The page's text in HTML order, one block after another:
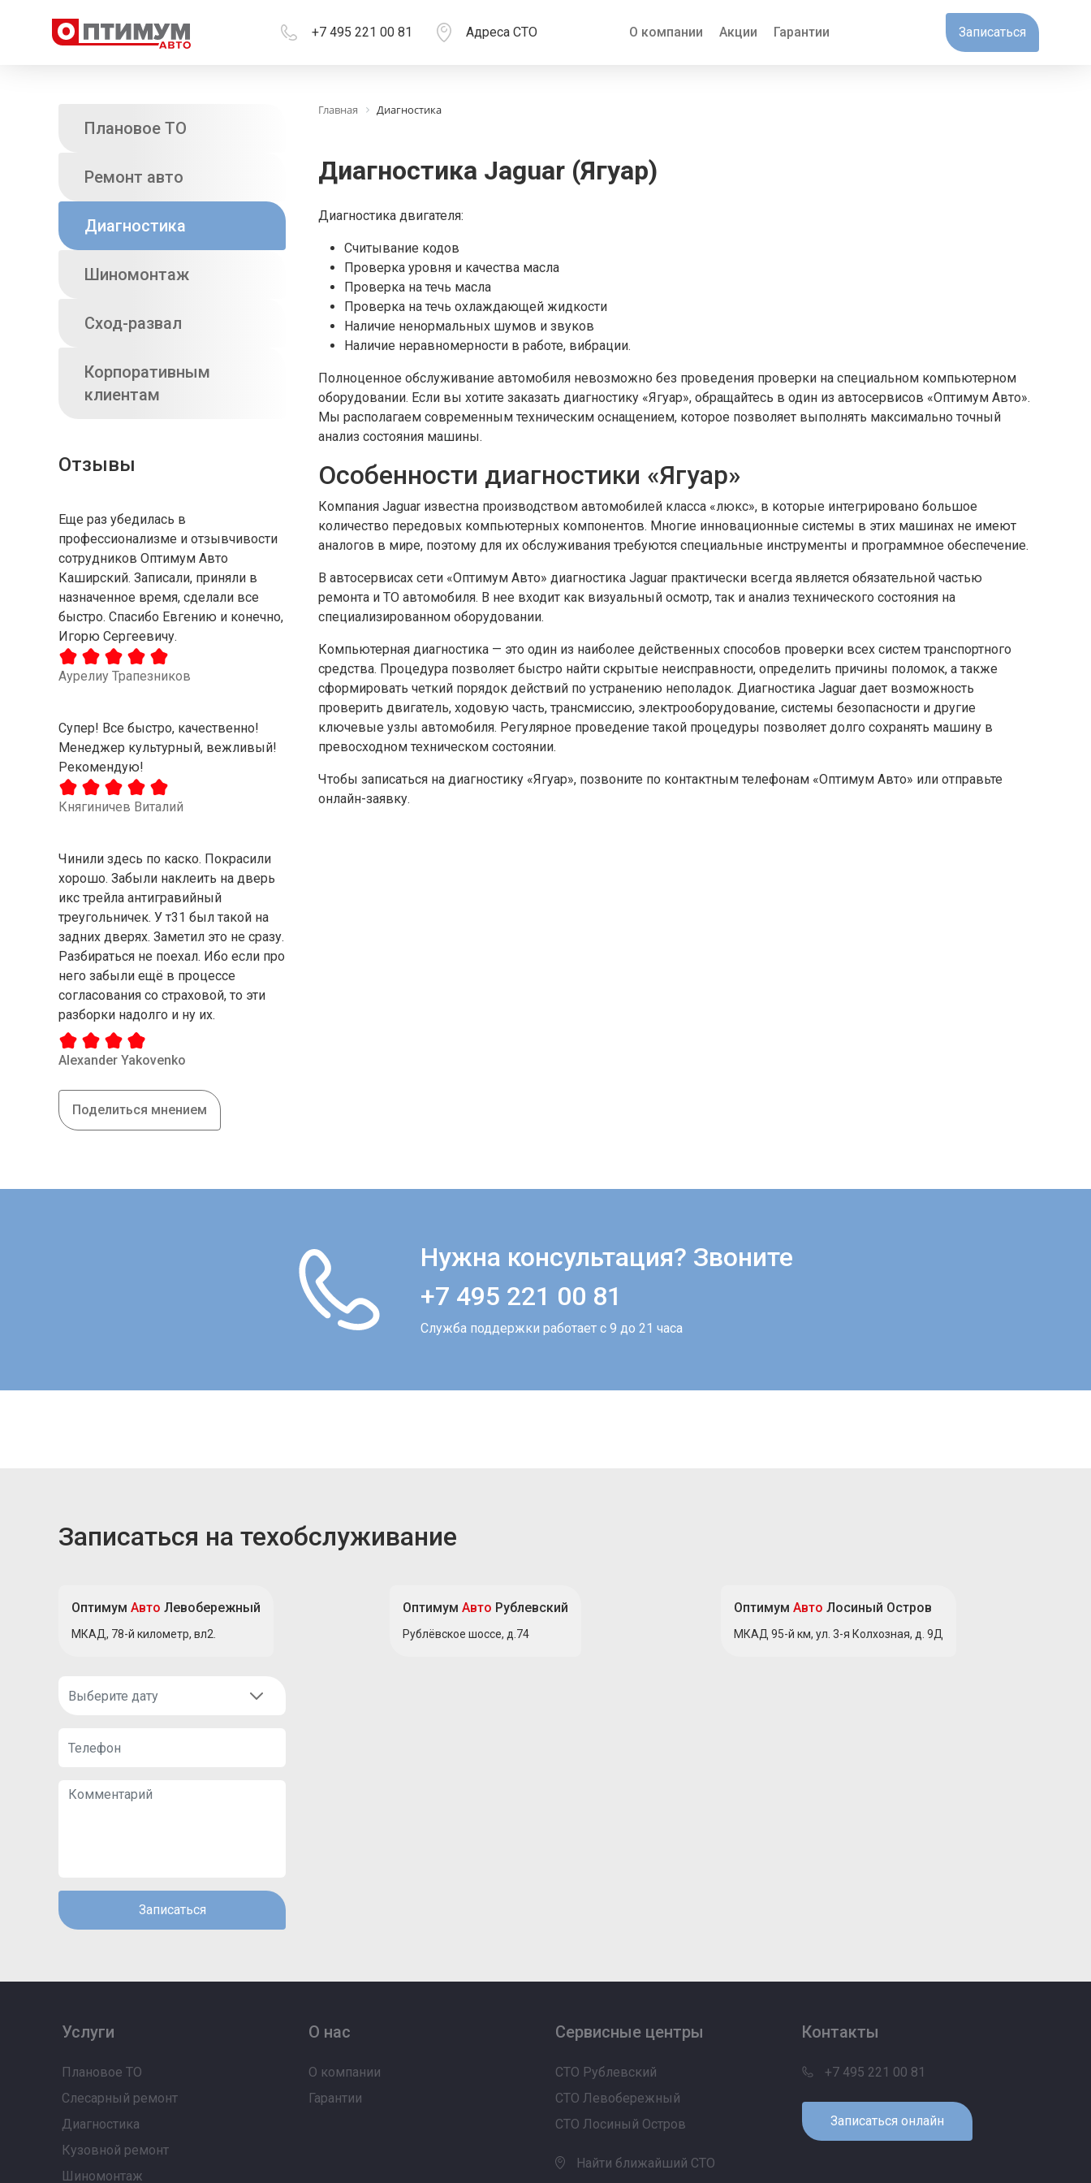
+7 495 221 00 81 Адреса СТО О компании Акции Гарантии Записаться
Плановое ТО
Ремонт авто
Диагностика
Шиномонтаж
Сход-развал
Корпоративным
клиентам
Отзывы
Еще раз убедилась в
профессионализме и отзывчивости
сотрудников Оптимум Авто
Каширский. Записали, приняли в
назначенное время, сделали все
быстро. Спасибо Евгению и конечно,
Игорю Сергеевичу.
Аурелиу Трапезников
Супер! Все быстро, качественно!
Менеджер культурный, вежливый!
Рекомендую!
Княгиничев Виталий
Чинили здесь по каско. Покрасили
хорошо. Забыли наклеить на дверь
икс трейла антигравийный
треугольничек. У т31 был такой на
задних дверях. Заметил это не сразу.
Разбираться не поехал. Ибо если про
него забыли ещё в процессе
согласования со страховой, то эти
разборки надолго и ну их.
Alexander Yakovenko
Поделиться мнением
Главная Диагностика
Диагностика Jaguar (Ягуар)
Диагностика двигателя:
Считывание кодов
Проверка уровня и качества масла
Проверка на течь масла
Проверка на течь охлаждающей жидкости
Наличие ненормальных шумов и звуков
Наличие неравномерности в работе, вибрации.
Полноценное обслуживание автомобиля невозможно без проведения проверки на специальном компьютерном
оборудовании. Если вы хотите заказать диагностику «Ягуар», обращайтесь в один из автосервисов «Оптимум Авто».
Мы располагаем современным техническим оснащением, которое позволяет выполнять максимально точный
анализ состояния машины.
Особенности диагностики «Ягуар»
Компания Jaguar известна производством автомобилей класса «люкс», в которые интегрировано большое
количество передовых компьютерных компонентов. Многие инновационные системы в этих машинах не имеют
аналогов в мире, поэтому для их обслуживания требуются специальные инструменты и программное обеспечение.
В автосервисах сети «Оптимум Авто» диагностика Jaguar практически всегда является обязательной частью
ремонта и ТО автомобиля. В нее входит как визуальный осмотр, так и анализ технического состояния на
специализированном оборудовании.
Компьютерная диагностика — это один из наиболее действенных способов проверки всех систем транспортного
средства. Процедура позволяет быстро найти скрытые неисправности, определить причины поломок, а также
сформировать четкий порядок действий по устранению неполадок. Диагностика Jaguar дает возможность
проверить двигатель, ходовую часть, трансмиссию, электрооборудование, системы безопасности и другие
ключевые узлы автомобиля. Регулярное проведение такой процедуры позволяет долго сохранять машину в
превосходном техническом состоянии.
Чтобы записаться на диагностику «Ягуар», позвоните по контактным телефонам «Оптимум Авто» или отправьте
онлайн-заявку.
Нужна консультация? Звоните
+7 495 221 00 81
Служба поддержки работает с 9 до 21 часа
Записаться на техобслуживание
Оптимум Авто Левобережный
МКАД, 78-й километр, вл2.
Оптимум Авто Рублевский
Рублёвское шоссе, д.74
Оптимум Авто Лосиный Остров
МКАД 95-й км, ул. 3-я Колхозная, д. 9Д
Записаться
Услуги
Плановое ТО
Слесарный ремонт
Диагностика
Кузовной ремонт
Шиномонтаж
О нас
О компании
Гарантии
Сервисные центры
СТО Рублевский
СТО Левобережный
СТО Лосиный Остров
Найти ближайший СТО
Контакты
+7 495 221 00 81
Записаться онлайн